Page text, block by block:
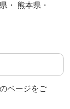
・ 熊本県・
ページをご